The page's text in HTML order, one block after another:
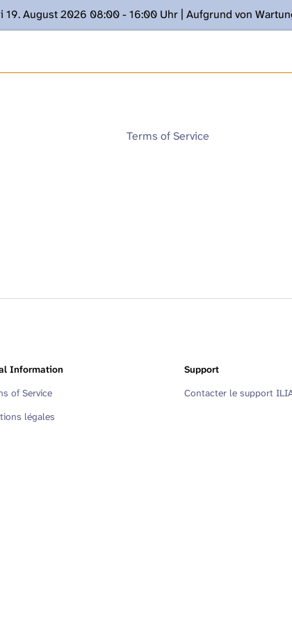
19. August 2026 08:00 - 16:00 Uhr | Aufgrund von
Kontakt: www.podcast.unibe.ch
Terms of Service
Information
of Service
légales
Support
Contacter le support